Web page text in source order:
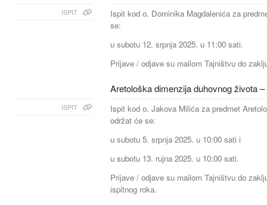
ISPIT
Ispit kod o. Dominika Magdalenića za
se:
u subotu 12. srpnja 2025. u 11:00 sati.
Prijave / odjave su mailom Tajništvu do
Aretološka dimenzija duhovnog života –
ISPIT
Ispit kod o. Jakova Milića za predmet
održat će se:
u subotu 5. srpnja 2025. u 10:00 sati i
u subotu 13. rujna 2025. u 10:00 sati.
Prijave / odjave su mailom Tajništvu do
ispitnog roka.